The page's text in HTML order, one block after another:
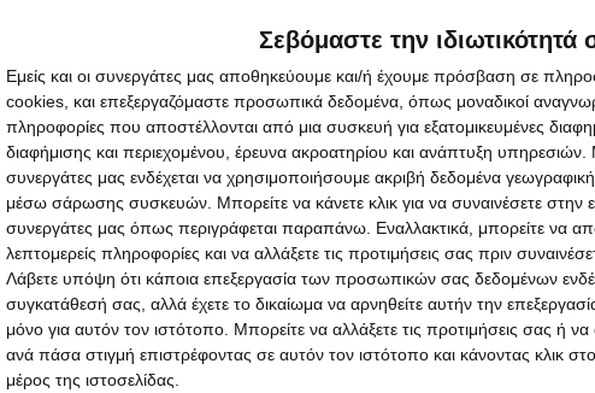
Σεβόμαστε την ιδιωτικότητά
Εμείς και οι συνεργάτες μας αποθηκεύουμε και/ή έχουμε πρόσβαση σε
cookies, και επεξεργαζόμαστε προσωπικά δεδομένα, όπως μοναδικοί
πληροφορίες που αποστέλλονται από μια συσκευή για εξατομικευμένες
διαφήμισης και περιεχομένου, έρευνα ακροατηρίου και ανάπτυξη υπηρεσιών.
συνεργάτες μας ενδέχεται να χρησιμοποιήσουμε ακριβή δεδομένα
μέσω σάρωσης συσκευών. Μπορείτε να κάνετε κλικ για να συναινέσετε στην
συνεργάτες μας όπως περιγράφεται παραπάνω. Εναλλακτικά, μπορείτε να
λεπτομερείς πληροφορίες και να αλλάξετε τις προτιμήσεις σας πριν
Λάβετε υπόψη ότι κάποια επεξεργασία των προσωπικών σας δεδομένων
συγκατάθεσή σας, αλλά έχετε το δικαίωμα να αρνηθείτε αυτήν την
μόνο για αυτόν τον ιστότοπο. Μπορείτε να αλλάξετε τις προτιμήσεις σας ή
ανά πάσα στιγμή επιστρέφοντας σε αυτόν τον ιστότοπο και κάνοντας κλικ
μέρος της ιστοσελίδας.